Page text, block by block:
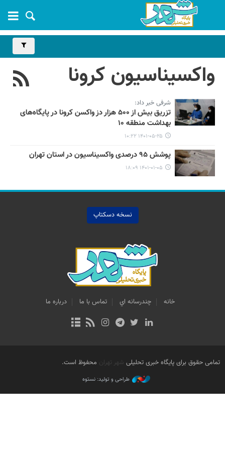
واکسیناسیون کرونا
شرفی خبر داد:
تزریق بیش از ۵۰۰ هزار دز واکسن کرونا در پایگاه‌های
بهداشت منطقه ۱۰
۱۴۰۱-۰۵-۲۵ ۱۰:۲۲
پوشش ۹۵ درصدی واکسیناسیون در استان تهران
۱۴۰۱-۰۱-۰۵ ۱۸:۰۹
نسخه دسکتاپ
خانه چندرسانه اي تماس با ما درباره ما
تمامی حقوق برای پایگاه خبری تحلیلی شهر تهران محفوظ است.
طراحی و تولید: نستوه